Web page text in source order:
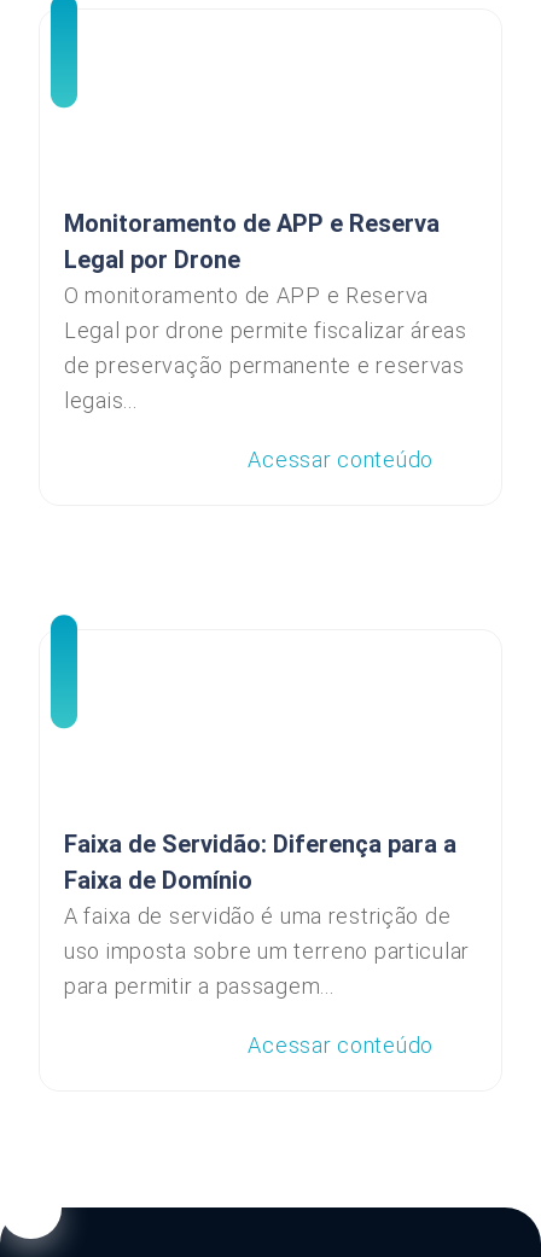
Monitoramento de APP e Reserva
Legal por Drone
O monitoramento de APP e Reserva
Legal por drone permite fiscalizar áreas
de preservação permanente e reservas
legais...
Acessar conteúdo
Faixa de Servidão: Diferença para a
Faixa de Domínio
A faixa de servidão é uma restrição de
uso imposta sobre um terreno particular
para permitir a passagem...
Acessar conteúdo